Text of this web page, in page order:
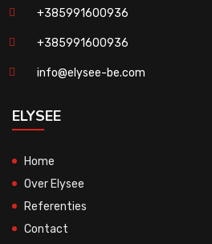
+385991600936
+385991600936
info@elysee-be.com
ELYSEE
Home
Over Elysee
Referenties
Contact